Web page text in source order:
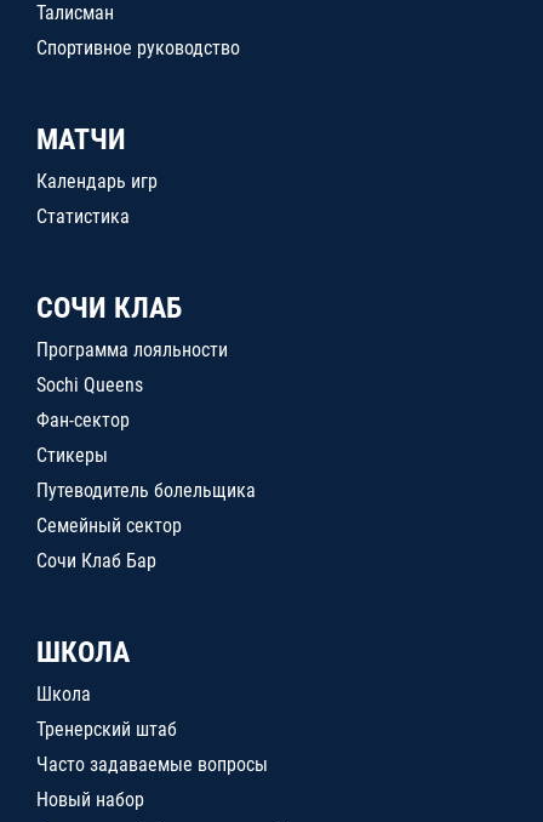
Талисман
Спортивное руководство
МАТЧИ
Календарь игр
Статистика
СОЧИ КЛАБ
Программа лояльности
Sochi Queens
Фан-сектор
Стикеры
Путеводитель болельщика
Семейный сектор
Сочи Клаб Бар
ШКОЛА
Школа
Тренерский штаб
Часто задаваемые вопросы
Новый набор